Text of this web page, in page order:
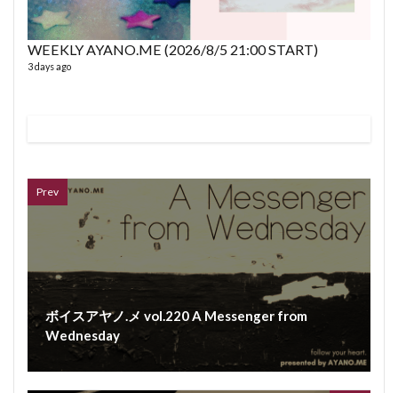
WEEKLY AYANO.ME (2026/8/5 21:00 START)
3 days ago
Prev
ボイスアヤノ.メ vol.220 A Messenger from
Wednesday